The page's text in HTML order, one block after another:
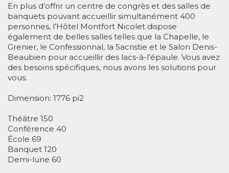
En plus d’offrir un centre de congrès et des salles de
banquets pouvant accueillir simultanément 400
personnes, l’Hôtel Montfort Nicolet dispose
également de belles salles telles que la Chapelle, le
Grenier, le Confessionnal, la Sacristie et le Salon Denis-
Beaubien pour accueillir des lacs-à-l’épaule. Vous avez
des besoins spécifiques, nous avons les solutions pour
vous.
Dimension: 1776 pi2
Théâtre 150
Conférence 40
École 69
Banquet 120
Demi-lune 60